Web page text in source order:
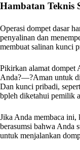
Hambatan Teknis
Operasi dompet dasar
penyalinan dan
membuat salinan kunci
Pikirkan alamat dompet
Anda?—?Aman untuk
Dan kunci pribadi,
bpleh diketahui pemilik
Jika Anda membaca ini,
berasumsi bahwa Anda
untuk menjalankan